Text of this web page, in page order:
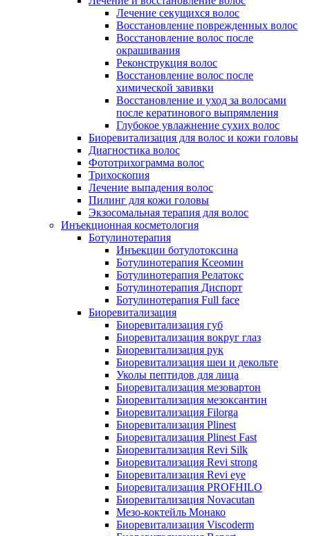
Лечение секущихся волос
Восстановление поврежденных волос
Восстановление волос после
окрашивания
Реконструкция волос
Восстановление волос после
химической завивки
Восстановление и уход за волосами
после кератинового выпрямления
Глубокое увлажнение сухих волос
Биоревитализация для волос и кожи головы
Диагностика волос
Фототрихограмма волос
Трихоскопия
Лечение выпадения волос
Пилинг для кожи головы
Экзосомальная терапия для волос
Инъекционная косметология
Ботулинотерапия
Инъекции ботулотоксина
Ботулинотерапия Ксеомин
Ботулинотерапия Релатокс
Ботулинотерапия Диспорт
Ботулинотерапия Full face
Биоревитализация
Биоревитализация губ
Биоревитализация вокруг глаз
Биоревитализация рук
Биоревитализация шеи и декольте
Уколы пептидов для лица
Биоревитализация мезовартон
Биоревитализация мезоксантин
Биоревитализация Filorga
Биоревитализация Plinest
Биоревитализация Plinest Fast
Биоревитализация Revi Silk
Биоревитализация Revi strong
Биоревитализация Revi eye
Биоревитализация PROFHILO
Биоревитализация Novacutan
Мезо-коктейль Монако
Биоревитализация Viscoderm